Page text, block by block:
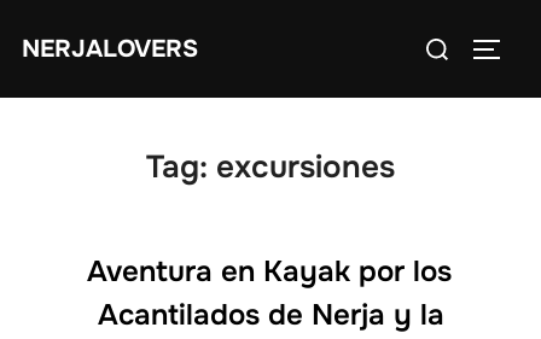
NERJALOVERS
Search
for:
Tag: excursiones
Aventura en Kayak por los
Acantilados de Nerja y la